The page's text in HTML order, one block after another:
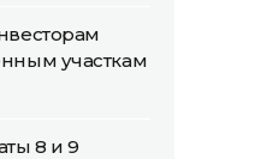
участкам
8 и 9